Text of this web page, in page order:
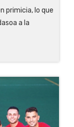
primicia, lo que
a la